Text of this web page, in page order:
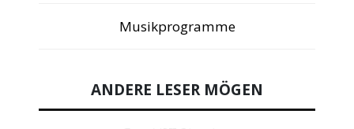
Musikprogramme
ANDERE LESER MÖGEN